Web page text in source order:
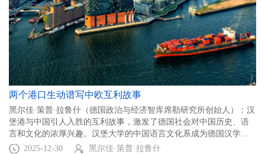
两个港口生动谱写中欧互利故事
黑尔佳·策普·拉鲁什（德国政治与经济智库席勒研究所创始人）：汉
堡港与中国引人入胜的互利故事，激发了德国社会对中国历史、语
言和文化的浓厚兴趣。汉堡大学的中国语言文化系成为德国汉学的
摇篮，并逐步与中国多所高校的中文系建立联系。
2025-12-30 黑尔佳·策普·拉鲁什